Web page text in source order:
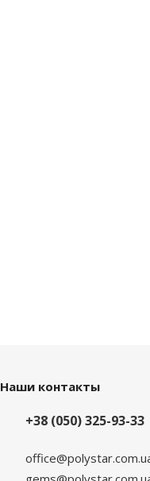
Наши контакты
+38 (050) 325-93-33